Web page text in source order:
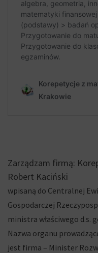
Zarządzam firmą:
Robert Kaciński
wpisaną do Centralnej
Gospodarczej
ministra właściwego d.s.
Nazwa organu
jest firma – Minister